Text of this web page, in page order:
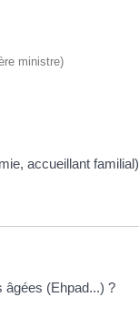
ministre)
accueillant familial)
âgées (Ehpad...) ?